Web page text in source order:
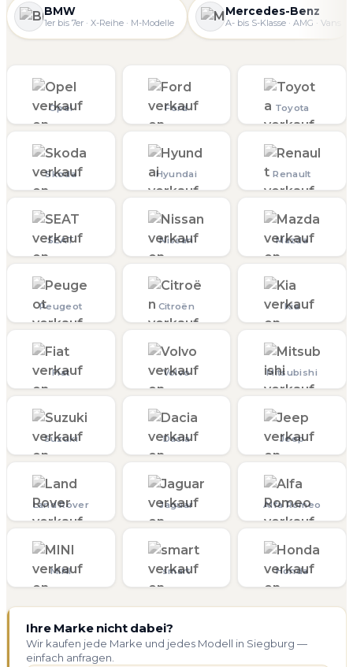
BMW
1er bis 7er · X-Reihe · M-Modelle
Mercedes-Benz
A- bis S-Klasse · AMG · Vans
Opel Ford Toyota
Skoda Hyundai Renault
SEAT Nissan Mazda
Peugeot Citroën Kia
Fiat Volvo Mitsubishi
Suzuki Dacia Jeep
Land Rover Jaguar Alfa Romeo
MINI smart Honda
Ihre Marke nicht dabei?
Wir kaufen jede Marke und jedes Modell in Siegburg —
einfach anfragen.